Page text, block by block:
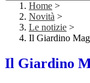
Home >
Novità >
Le notizie >
Il Giardino
Il Giardino